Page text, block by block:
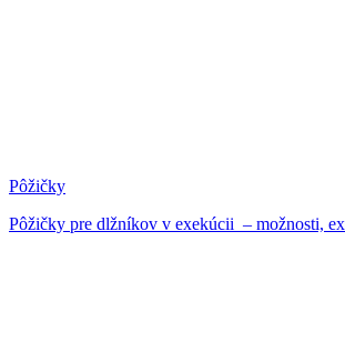
Pôžičky
Pôžičky pre dlžníkov v exekúcii – možnosti,